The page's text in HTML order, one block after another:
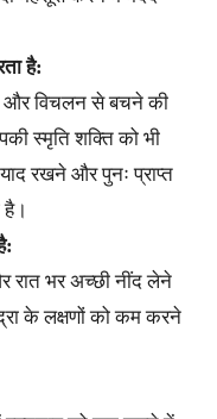
है:
और विचलन से बचने की
स्मृति शक्ति को भी
रखने और पुनः प्राप्त
रात भर अच्छी नींद लेने
के लक्षणों को कम करने